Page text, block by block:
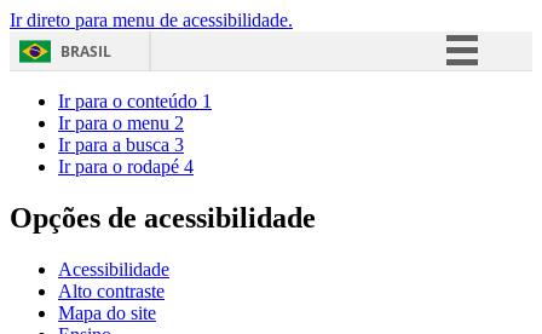
Ir direto para menu de acessibilidade.
BRASIL
Acesso à informação
Ir para o conteúdo 1
Ir para o menu 2
Ir para a busca 3
Ir para o rodapé 4
Opções de acessibilidade
Acessibilidade
Alto contraste
Mapa do site